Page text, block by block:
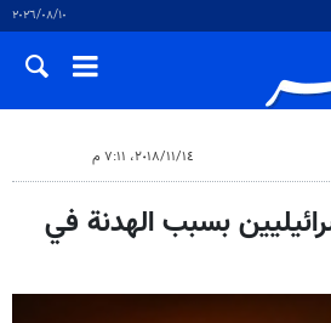
١٠‏/٠٨‏/٢٠٢٦
١٤‏/١١‏/٢٠١٨، ٧:١١ م
بسبب الهدنة في